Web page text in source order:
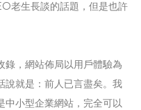
老生長談的話題，但是也許
錄，網站佈局以用戶體驗為
說就是：前人已言盡矣。我
中小型企業網站，完全可以